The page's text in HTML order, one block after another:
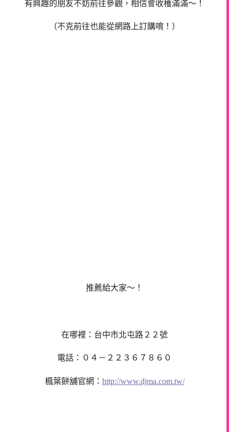
有興趣的朋友不妨前往參觀，相信會收穫滿滿～！
（不克前往也能從網路上訂購唷！）
推薦給大家～！
在哪裡：台中市北屯路２２號
電話：０４－２２３６７８６０
楓葉餅舖官網： http://www.djma.com.tw/